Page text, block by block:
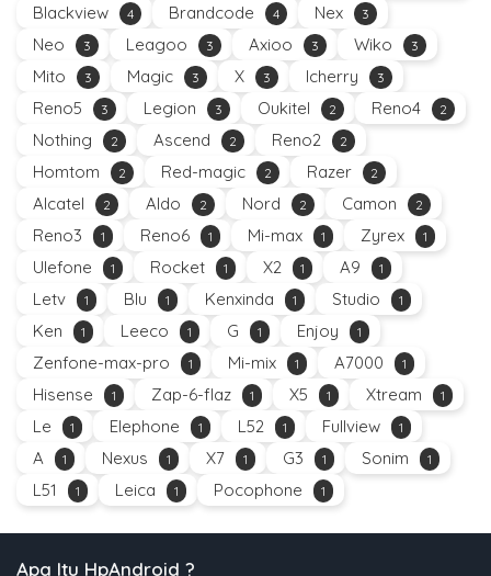
Blackview 4 Brandcode 4 Nex 3
Neo 3 Leagoo 3 Axioo 3 Wiko 3
Mito 3 Magic 3 X 3 Icherry 3
Reno5 3 Legion 3 Oukitel 2 Reno4 2
Nothing 2 Ascend 2 Reno2 2
Homtom 2 Red-magic 2 Razer 2
Alcatel 2 Aldo 2 Nord 2 Camon 2
Reno3 1 Reno6 1 Mi-max 1 Zyrex 1
Ulefone 1 Rocket 1 X2 1 A9 1
Letv 1 Blu 1 Kenxinda 1 Studio 1
Ken 1 Leeco 1 G 1 Enjoy 1
Zenfone-max-pro 1 Mi-mix 1 A7000 1
Hisense 1 Zap-6-flaz 1 X5 1 Xtream 1
Le 1 Elephone 1 L52 1 Fullview 1
A 1 Nexus 1 X7 1 G3 1 Sonim 1
L51 1 Leica 1 Pocophone 1
Apa Itu HpAndroid ?